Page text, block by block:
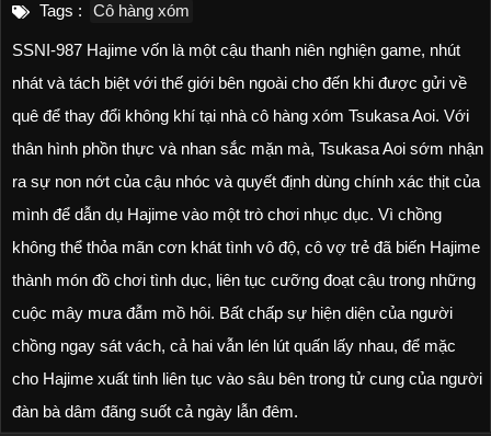
Tags : Cô hàng xóm
SSNI-987 Hajime vốn là một cậu thanh niên nghiện game, nhút
nhát và tách biệt với thế giới bên ngoài cho đến khi được gửi về
quê để thay đổi không khí tại nhà cô hàng xóm Tsukasa Aoi. Với
thân hình phồn thực và nhan sắc mặn mà, Tsukasa Aoi sớm nhận
ra sự non nớt của cậu nhóc và quyết định dùng chính xác thịt của
mình để dẫn dụ Hajime vào một trò chơi nhục dục. Vì chồng
không thể thỏa mãn cơn khát tình vô độ, cô vợ trẻ đã biến Hajime
thành món đồ chơi tình dục, liên tục cưỡng đoạt cậu trong những
cuộc mây mưa đẫm mồ hôi. Bất chấp sự hiện diện của người
chồng ngay sát vách, cả hai vẫn lén lút quấn lấy nhau, để mặc
cho Hajime xuất tinh liên tục vào sâu bên trong tử cung của người
đàn bà dâm đãng suốt cả ngày lẫn đêm.